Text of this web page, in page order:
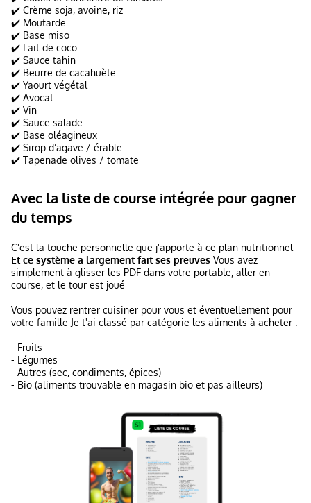
✔️ Crème soja, avoine, riz
✔️ Moutarde
✔️ Base miso
✔️ Lait de coco
✔️ Sauce tahin
✔️ Beurre de cacahuète
✔️ Yaourt végétal
✔️ Avocat
✔️ Vin
✔️ Sauce salade
✔️ Base oléagineux
✔️ Sirop d’agave / érable
✔️ Tapenade olives / tomate
Avec la liste de course intégrée pour gagner
du temps
C'est la touche personnelle que j'apporte à ce plan nutritionnel
Et ce système a largement fait ses preuves Vous avez
simplement à glisser les PDF dans votre portable, aller en
course, et le tour est joué
Vous pouvez rentrer cuisiner pour vous et éventuellement pour
votre famille Je t'ai classé par catégorie les aliments à acheter :
- Fruits
- Légumes
- Autres (sec, condiments, épices)
- Bio (aliments trouvable en magasin bio et pas ailleurs)